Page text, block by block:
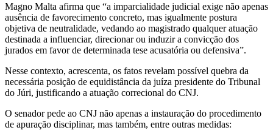
Magno Malta afirma que “a imparcialidade judicial exige não apenas
ausência de favorecimento concreto, mas igualmente postura
objetiva de neutralidade, vedando ao magistrado qualquer atuação
destinada a influenciar, direcionar ou induzir a convicção dos
jurados em favor de determinada tese acusatória ou defensiva”.
Nesse contexto, acrescenta, os fatos revelam possível quebra da
necessária posição de equidistância da juíza presidente do Tribunal
do Júri, justificando a atuação correcional do CNJ.
O senador pede ao CNJ não apenas a instauração do procedimento
de apuração disciplinar, mas também, entre outras medidas: